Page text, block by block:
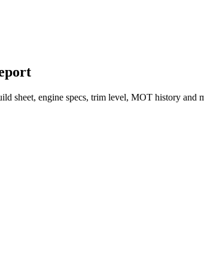
sheet, engine specs, trim level, MOT history and